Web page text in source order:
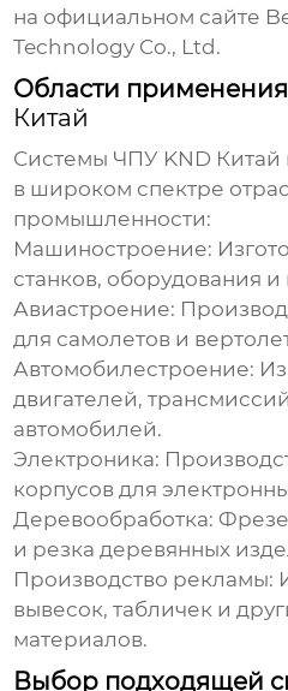
на официальном сайте
Technology Co., Ltd.
Области
Китай
Системы ЧПУ KND Китай
в широком спектре
промышленности:
Машиностроение:
станков, оборудования
Авиастроение:
для самолетов и
Автомобилестроение:
двигателей,
автомобилей.
Электроника:
корпусов для
Деревообработка:
и резка деревянных
Производство рекламы:
вывесок, табличек и
материалов.
Выбор подходящей